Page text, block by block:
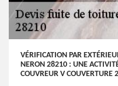
VÉRIFICATION PAR
NERON 28210 : UNE
COUVREUR V COUVERTURE